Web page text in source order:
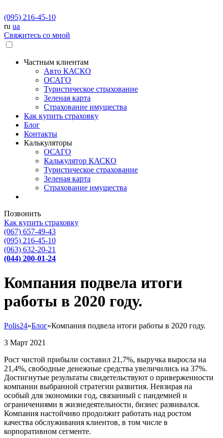
(095) 216-45-10
ru ua
Свяжитесь со мной
Частным клиентам
Авто КАСКО
OСАГО
Туристическое страхование
Зеленая карта
Страхование имущества
Как купить страховку
Блог
Контакты
Калькуляторы
OСАГО
Калькулятор КАСКО
Туристическое страхование
Зеленая карта
Страхование имущества
Позвонить
Как купить страховку
(067) 657-49-43
(095) 216-45-10
(063) 632-20-21
(044) 200-01-24
Компания подвела итоги
работы в 2020 году.
Polis24»Блог»Компания подвела итоги работы в 2020 году.
3 Март 2021
Рост чистой прибыли составил 21,7%, выручка выросла на
21,4%, свободные денежные средства увеличились на 37%.
Достигнутые результаты свидетельствуют о приверженности
компании выбранной стратегии развития. Невзирая на
особый для экономики год, связанный с пандемией и
ограничениями в жизнедеятельности, бизнес развивался.
Компания настойчиво продолжит работать над ростом
качества обслуживания клиентов, в том числе в
корпоративном сегменте.